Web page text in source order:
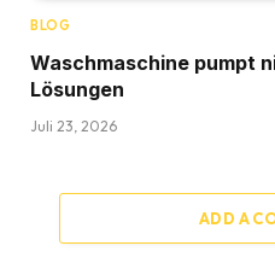
BLOG
Waschmaschine pumpt
Lösungen
Juli 23, 2026
ADD A